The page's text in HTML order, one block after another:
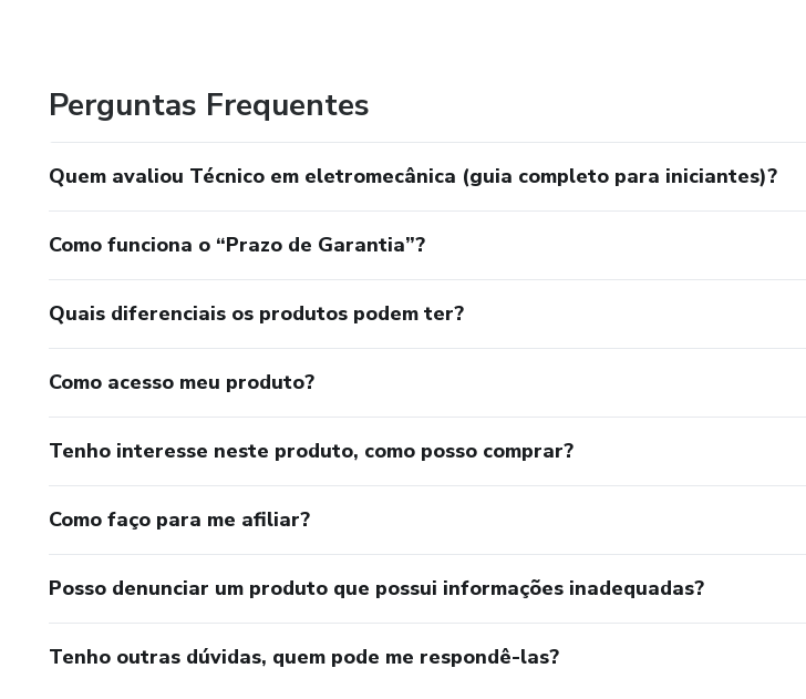
Perguntas Frequentes
Quem avaliou Técnico em eletromecânica (guia completo para iniciantes)?
Como funciona o “Prazo de Garantia”?
Quais diferenciais os produtos podem ter?
Como acesso meu produto?
Tenho interesse neste produto, como posso comprar?
Como faço para me afiliar?
Posso denunciar um produto que possui informações inadequadas?
Tenho outras dúvidas, quem pode me respondê-las?